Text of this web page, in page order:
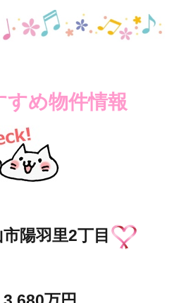
すめ物件情報
陽羽里2丁目